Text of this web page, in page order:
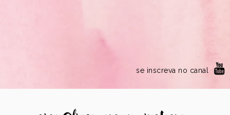
se inscreva no canal